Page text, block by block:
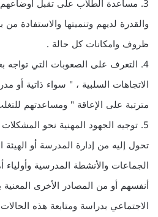
3. مساعدة الطلاب على تقبل
والقدرة لديهم وتنميتها والاستفادة
ظروف وامكانات كل حالة .
4. التعرف على الصعوبات التي تواجه
الاتجاهات السلبية ، " سواء ذاتية أو
مترتبة على الإعاقة " ومساعدتهم
5. توجيه الجهود المهنية نحو
تحول إليه من إدارة المدرسة أو
الجماعات والأنشطة المدرسية وأولياء
أنفسهم أو من المصادر الأخرى
الاجتماعي بدراسة ومتابعة هذه